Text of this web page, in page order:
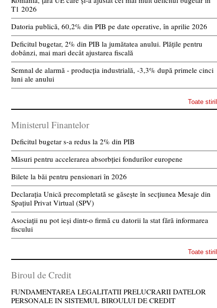
T1 2026
Datoria publică, 60,2% din PIB pe date operative, în aprilie 2026
Deficitul bugetar, 2% din PIB la jumătatea anului. Plățile pentru
dobânzi, mai mari decât ajustarea fiscală
Semnal de alarmă - producția industrială, -3,3% după primele cinci
luni ale anului
Toate
Ministerul Finantelor
Deficitul bugetar s-a redus la 2% din PIB
Măsuri pentru accelerarea absorbției fondurilor europene
Bilete la băi pentru pensionari în 2026
Declarația Unică precompletată se găsește în secțiunea Mesaje din
Spațiul Privat Virtual (SPV)
Asociații nu pot ieși dintr-o firmă cu datorii la stat fără informarea
fiscului
Toate
Biroul de Credit
FUNDAMENTAREA LEGALITATII PRELUCRARII DATELOR
PERSONALE IN SISTEMUL BIROULUI DE CREDIT